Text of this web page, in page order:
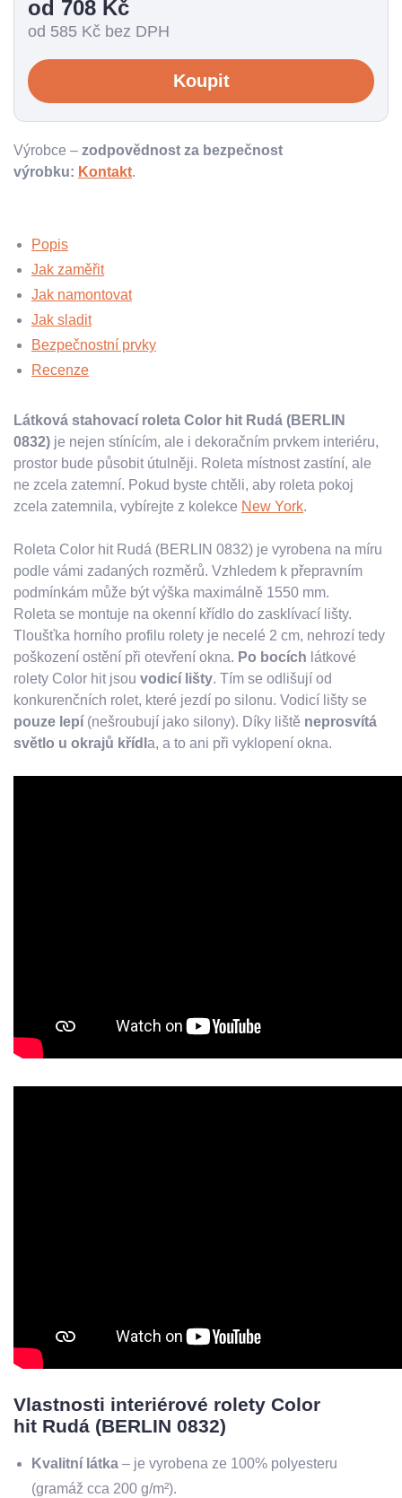
od 708 Kč
od 585 Kč bez DPH
Koupit
Výrobce – zodpovědnost za bezpečnost
výrobku: Kontakt.
Popis
Jak zaměřit
Jak namontovat
Jak sladit
Bezpečnostní prvky
Recenze
Látková stahovací roleta Color hit Rudá (BERLIN
0832) je nejen stínícím, ale i dekoračním prvkem interiéru,
prostor bude působit útulněji. Roleta místnost zastíní, ale
ne zcela zatemní. Pokud byste chtěli, aby roleta pokoj
zcela zatemnila, vybírejte z kolekce New York.
Roleta Color hit Rudá (BERLIN 0832) je vyrobena na míru
podle vámi zadaných rozměrů. Vzhledem k přepravním
podmínkám může být výška maximálně 1550 mm.
Roleta se montuje na okenní křídlo do zasklívací lišty.
Tloušťka horního profilu rolety je necelé 2 cm, nehrozí tedy
poškození ostění při otevření okna. Po bocích látkové
rolety Color hit jsou vodicí lišty. Tím se odlišují od
konkurenčních rolet, které jezdí po silonu. Vodicí lišty se
pouze lepí (nešroubují jako silony). Díky liště neprosvítá
světlo u okrajů křídl a, a to ani při vyklopení okna.
Vlastnosti interiérové rolety Color
hit Rudá (BERLIN 0832)
Kvalitní látka – je vyrobena ze 100% polyesteru
(gramáž cca 200 g/m²).